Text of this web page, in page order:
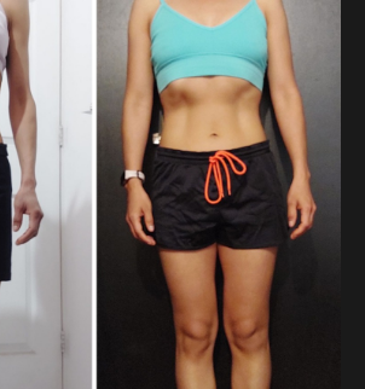
comprometido con su proceso, en
95 a 84.5 kg y ha reducido su cintura de
kg y 28 cm menos, resultado de su
y su disciplina sostenida.